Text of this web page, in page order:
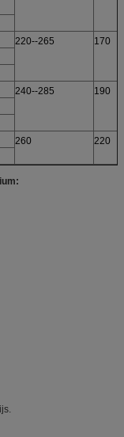
220--265
170
240--285
190
260
220
: